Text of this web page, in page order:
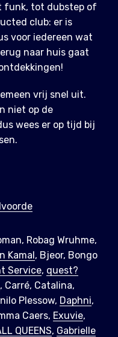
funk, tot dubstep of
club: er is
voor iedereen wat
naar huis gaat
vrij snel uit.
niet op de
wees er op tijd bij
Robag Wruhme,
Kamal, Bjeor, Bongo
Service, quest?
, Carré, Catalina,
Plessow, Daphni,
Caers, Exuvie,
QUEENS, Gabrielle